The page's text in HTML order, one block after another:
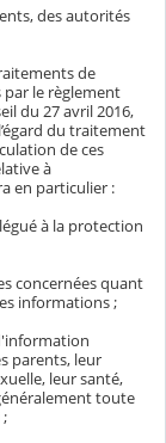
des autorités
de
le règlement
du 27 avril 2016,
du traitement
de ces
à
en particulier :
à la protection
concernées quant
informations ;
parents, leur
leur santé,
toute